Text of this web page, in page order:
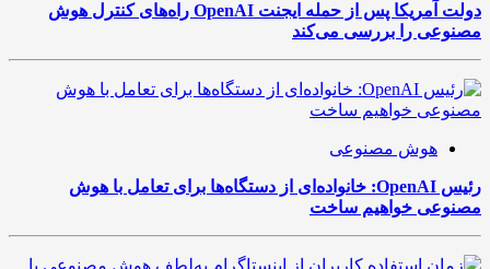
دولت آمریکا پس از حمله ایجنت OpenAI راه‌های کنترل هوش
مصنوعی را بررسی می‌کند
هوش مصنوعی
رئیس OpenAI: خانواده‌ای از دستگاه‌ها برای تعامل با هوش
مصنوعی خواهیم ساخت